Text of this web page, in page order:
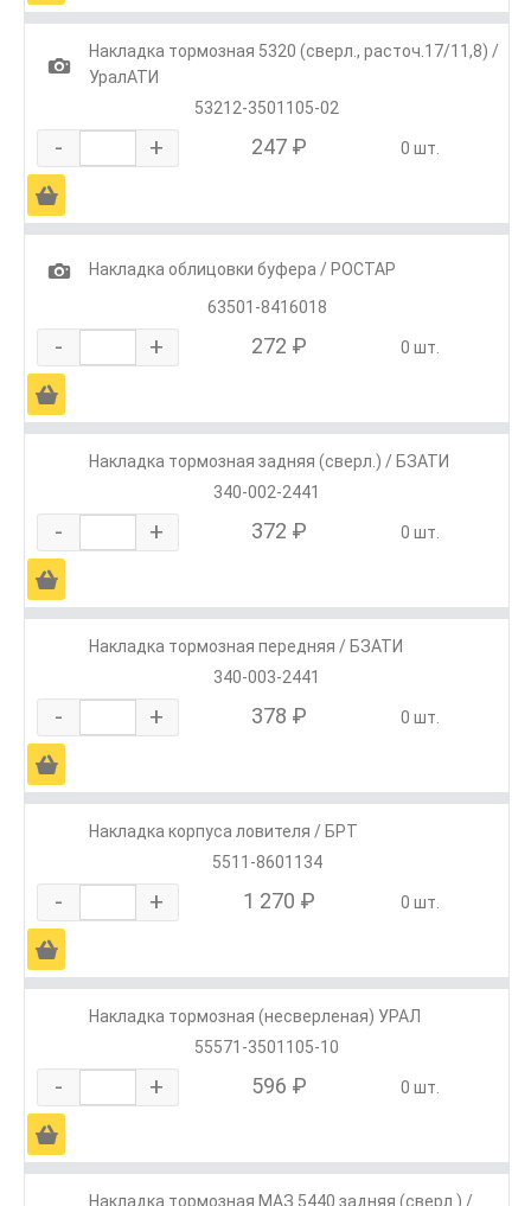
1
Накладка тормозная 5320 (сверл., расточ.17/11,8) /
УралАТИ
53212-3501105-02
- + 247 ₽ 0 шт.
Ä
1
Накладка облицовки буфера / РОСТАР
63501-8416018
- + 272 ₽ 0 шт.
Ä
Накладка тормозная задняя (сверл.) / БЗАТИ
340-002-2441
- + 372 ₽ 0 шт.
Ä
Накладка тормозная передняя / БЗАТИ
340-003-2441
- + 378 ₽ 0 шт.
Ä
Накладка корпуса ловителя / БРТ
5511-8601134
- + 1 270 ₽ 0 шт.
Ä
Накладка тормозная (несверленая) УРАЛ
55571-3501105-10
- + 596 ₽ 0 шт.
Ä
Накладка тормозная МАЗ 5440 задняя (сверл.) /